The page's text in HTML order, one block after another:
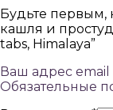
Будьте первым,
кашля и
tabs, Himalaya”
Ваш адрес email
Обязательные